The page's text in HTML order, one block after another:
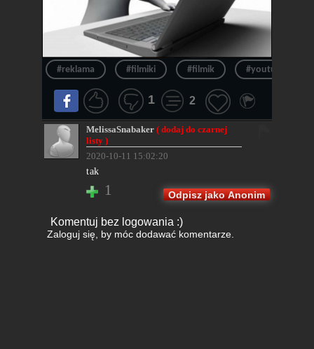
#reklama #filmiki #filmik #youtube
1 2
MelissaSnabaker( dodaj do czarnej
listy )
2020-10-11 15:02:20
tak
1 Odpisz jako Anonim
Komentuj bez logowania :)
Zaloguj się, by móc dodawać komentarze.